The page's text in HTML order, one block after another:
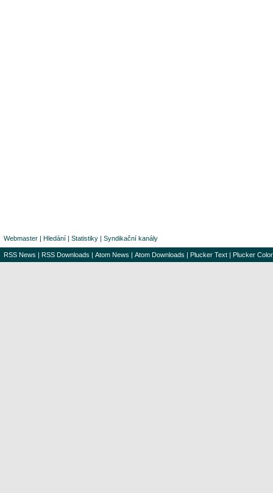
Webmaster | Hledání | Statistiky | Syndikační kanály
RSS News | RSS Downloads | Atom News | Atom Downloads | Plucker Text | Plucker Color